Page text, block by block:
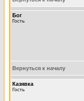
Бог
Гость
Вернуться к началу
Казявка
Гость